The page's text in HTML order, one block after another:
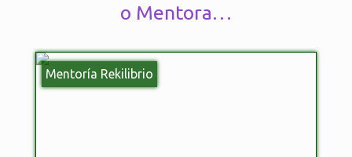
o Mentora…
Mentoría Rekilibrio